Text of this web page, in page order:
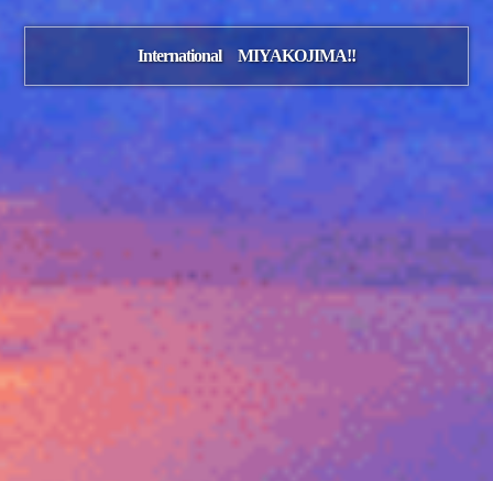
International MIYAKOJIMA!!